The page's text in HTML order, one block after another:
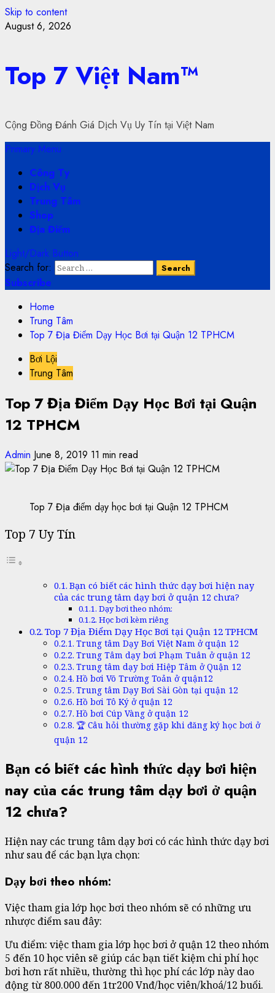
Skip to content
August 6, 2026
Top 7 Việt Nam™
Cộng Đồng Đánh Giá Dịch Vụ Uy Tín tại Việt Nam
Primary Menu
Công Ty
Dịch Vụ
Trung Tâm
Shop
Địa Điểm
Light/Dark Button
Search for:
Subscribe
Home
Trung Tâm
Top 7 Địa Điểm Dạy Học Bơi tại Quận 12 TPHCM
Bơi Lội
Trung Tâm
Top 7 Địa Điểm Dạy Học Bơi tại Quận
12 TPHCM
Admin June 8, 2019 11 min read
Top 7 Địa điểm dạy học bơi tại Quận 12 TPHCM
Top 7 Uy Tín
Bạn có biết các hình thức dạy bơi hiện nay
của các trung tâm dạy bơi ở quận 12 chưa?
Dạy bơi theo nhóm:
Học bơi kèm riêng
Top 7 Địa Điểm Dạy Học Bơi tại Quận 12 TPHCM
Trung tâm Dạy Bơi Việt Nam ở quận 12
Trung Tâm dạy bơi Phạm Tuân ở quận 12
Trung tâm dạy bơi Hiệp Tâm ở Quận 12
Hồ bơi Võ Trường Toản ở quận12
Trung tâm Dạy Bơi Sài Gòn tại quận 12
Hồ bơi Tô Ký ở quận 12
Hồ bơi Cúp Vàng ở quận 12
🏆 Câu hỏi thường gặp khi đăng ký học bơi ở
quận 12
Bạn có biết các hình thức dạy bơi hiện
nay của các trung tâm dạy bơi ở quận
12 chưa?
Hiện nay các trung tâm dạy bơi có các hình thức dạy bơi
như sau để các bạn lựa chọn:
Dạy bơi theo nhóm:
Việc tham gia lớp học bơi theo nhóm sẽ có những ưu
nhược điểm sau đây:
Ưu điểm: việc tham gia lớp học bơi ở quận 12 theo nhóm
5 đến 10 học viên sẽ giúp các bạn tiết kiệm chi phí học
bơi hơn rất nhiều, thường thì học phí các lớp này dao
động từ 800.000 đến 1tr200 Vnđ/học viên/khoá/12 buổi.